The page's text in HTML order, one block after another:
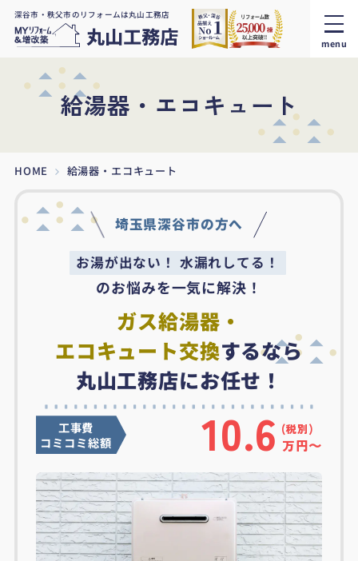
深谷市・秩父市のリフォームは丸山工務店
menu
給湯器・エコキュート
HOME 給湯器・エコキュート
埼玉県深谷市の方へ
お湯が出ない！ 水漏れしてる！
のお悩みを一気に解決！
ガス給湯器・
エコキュート交換するなら
丸山工務店にお任せ！
工事費
コミコミ総額
10.6 万円〜